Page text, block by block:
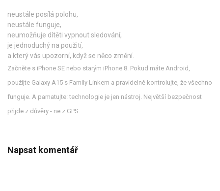
neustále posílá polohu,
neustále funguje,
neumožňuje dítěti vypnout sledování,
je jednoduchý na použití,
a který vás upozorní, když se něco změní.
Začněte s iPhone SE nebo starým iPhone 8. Pokud máte Android,
použijte Galaxy A15 s Family Linkem a pravidelně kontrolujte, že všechno
funguje. A pamatujte: technologie je jen nástroj. Největší bezpečnost
přijde z důvěry - ne z GPS.
Napsat komentář